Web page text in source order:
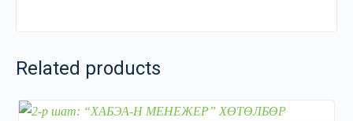
Related products